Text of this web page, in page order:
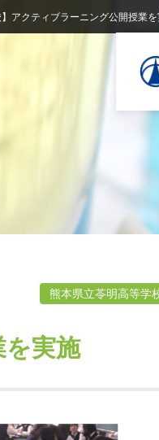
】アクティブラーニング公開授業
熊本県立苓明高等学
を実施